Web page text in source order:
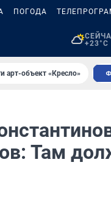
ПОГОДА
+23°C
арт-объект «Кресло»
Там